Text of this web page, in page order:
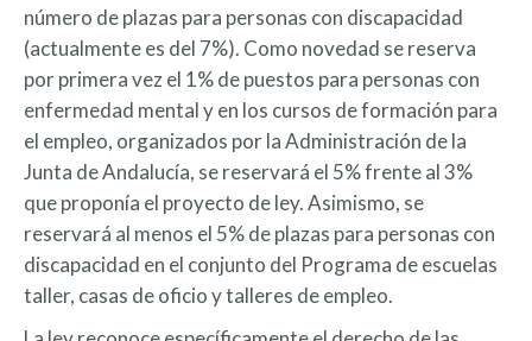
número de plazas para personas con discapacidad
(actualmente es del 7%). Como novedad se reserva
por primera vez el 1% de puestos para personas con
enfermedad mental y en los cursos de formación para
el empleo, organizados por la Administración de la
Junta de Andalucía, se reservará el 5% frente al 3%
que proponía el proyecto de ley. Asimismo, se
reservará al menos el 5% de plazas para personas con
discapacidad en el conjunto del Programa de escuelas
taller, casas de oficio y talleres de empleo.